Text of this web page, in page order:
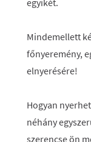
egyikét.
Mindemellett
főnyeremény,
elnyerésére!
Hogyan
néhány
szerencse ön